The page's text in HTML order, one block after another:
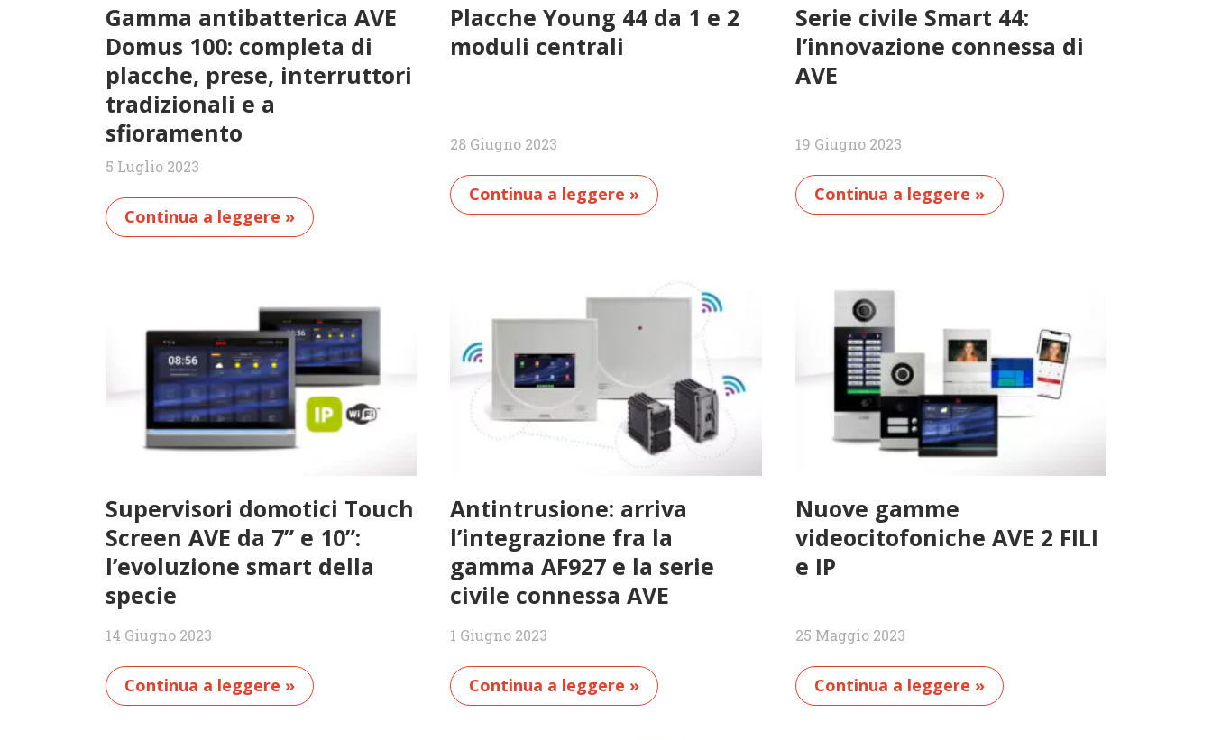
Gamma antibatterica AVE
Domus 100: completa di
placche, prese, interruttori
tradizionali e a
sfioramento
5 Luglio 2023
Continua a leggere »
Placche Young 44 da 1 e 2
moduli centrali
28 Giugno 2023
Continua a leggere »
Serie civile Smart 44:
l’innovazione connessa di
AVE
19 Giugno 2023
Continua a leggere »
Supervisori domotici Touch
Screen AVE da 7” e 10”:
l’evoluzione smart della
specie
14 Giugno 2023
Continua a leggere »
Antintrusione: arriva
l’integrazione fra la
gamma AF927 e la serie
civile connessa AVE
1 Giugno 2023
Continua a leggere »
Nuove gamme
videocitofoniche AVE 2 FILI
e IP
25 Maggio 2023
Continua a leggere »